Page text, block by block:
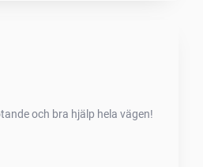
och bra hjälp hela vägen!